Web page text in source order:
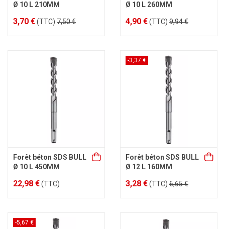
Ø 10 L 210MM
3,70 €(TTC) 7,50 €
Ø 10 L 260MM
4,90 €(TTC) 9,94 €
Forêt béton SDS BULL
Ø 10 L 450MM
22,98 €(TTC)
-3,37 €
Forêt béton SDS BULL
Ø 12 L 160MM
3,28 €(TTC) 6,65 €
-5,67 €